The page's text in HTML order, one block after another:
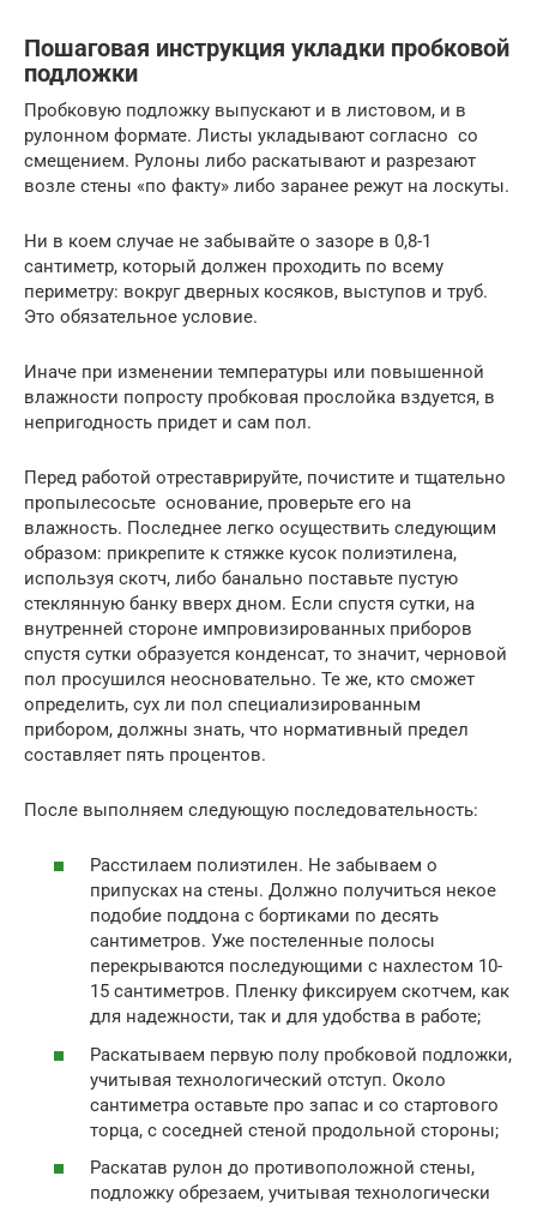
Пошаговая инструкция укладки пробковой
подложки
Пробковую подложку выпускают и в листовом, и в
рулонном формате. Листы укладывают согласно со
смещением. Рулоны либо раскатывают и разрезают
возле стены «по факту» либо заранее режут на лоскуты.
Ни в коем случае не забывайте о зазоре в 0,8-1
сантиметр, который должен проходить по всему
периметру: вокруг дверных косяков, выступов и труб.
Это обязательное условие.
Иначе при изменении температуры или повышенной
влажности попросту пробковая прослойка вздуется, в
непригодность придет и сам пол.
Перед работой отреставрируйте, почистите и тщательно
пропылесосьте основание, проверьте его на
влажность. Последнее легко осуществить следующим
образом: прикрепите к стяжке кусок полиэтилена,
используя скотч, либо банально поставьте пустую
стеклянную банку вверх дном. Если спустя сутки, на
внутренней стороне импровизированных приборов
спустя сутки образуется конденсат, то значит, черновой
пол просушился неосновательно. Те же, кто сможет
определить, сух ли пол специализированным
прибором, должны знать, что нормативный предел
составляет пять процентов.
После выполняем следующую последовательность:
Расстилаем полиэтилен. Не забываем о
припусках на стены. Должно получиться некое
подобие поддона с бортиками по десять
сантиметров. Уже постеленные полосы
перекрываются последующими с нахлестом 10-
15 сантиметров. Пленку фиксируем скотчем, как
для надежности, так и для удобства в работе;
Раскатываем первую полу пробковой подложки,
учитывая технологический отступ. Около
сантиметра оставьте про запас и со стартового
торца, с соседней стеной продольной стороны;
Раскатав рулон до противоположной стены,
подложку обрезаем, учитывая технологически